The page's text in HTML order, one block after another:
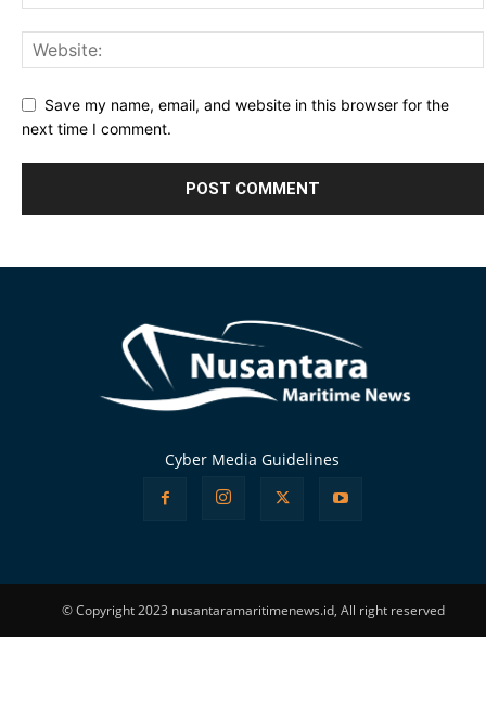
Save my name, email, and website in this browser for the
next time I comment.
Cyber Media Guidelines
© Copyright 2023 nusantaramaritimenews.id, All right reserved